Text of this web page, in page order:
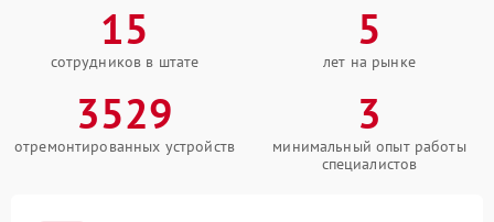
15
сотрудников в штате
5
лет на рынке
3529
отремонтированных устройств
3
минимальный опыт работы
специалистов